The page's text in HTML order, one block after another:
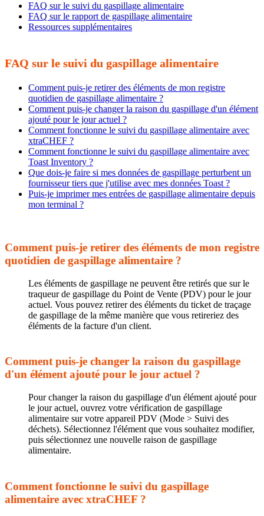
FAQ sur le suivi du gaspillage alimentaire
FAQ sur le rapport de gaspillage alimentaire
Ressources supplémentaires
FAQ sur le suivi du gaspillage alimentaire
Comment puis-je retirer des éléments de mon registre
quotidien de gaspillage alimentaire ?
Comment puis-je changer la raison du gaspillage d'un élément
ajouté pour le jour actuel ?
Comment fonctionne le suivi du gaspillage alimentaire avec
xtraCHEF ?
Comment fonctionne le suivi du gaspillage alimentaire avec
Toast Inventory ?
Que dois-je faire si mes données de gaspillage perturbent un
fournisseur tiers que j'utilise avec mes données Toast ?
Puis-je imprimer mes entrées de gaspillage alimentaire depuis
mon terminal ?
Comment puis-je retirer des éléments de mon registre
quotidien de gaspillage alimentaire ?
Les éléments de gaspillage ne peuvent être retirés que sur le
traqueur de gaspillage du Point de Vente (PDV) pour le jour
actuel. Vous pouvez retirer des éléments du ticket de traçage
de gaspillage de la même manière que vous retireriez des
éléments de la facture d'un client.
Comment puis-je changer la raison du gaspillage
d'un élément ajouté pour le jour actuel ?
Pour changer la raison du gaspillage d'un élément ajouté pour
le jour actuel, ouvrez votre vérification de gaspillage
alimentaire sur votre appareil PDV (Mode > Suivi des
déchets). Sélectionnez l'élément que vous souhaitez modifier,
puis sélectionnez une nouvelle raison de gaspillage
alimentaire.
Comment fonctionne le suivi du gaspillage
alimentaire avec xtraCHEF ?